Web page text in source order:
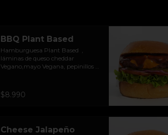
BBQ Plant Based
Hamburguesa Plant Based  ,
láminas de queso cheddar
Vegano,mayo Vegana, pepinillos y
tostado.(No es libre de Gluten)
$8.990
Cheese Jalapeño